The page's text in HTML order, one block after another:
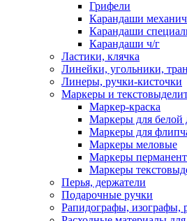
Грифели
Карандаши
Карандаши
Карандаши ч/г
Ластики, клячка
Линейки, угольники,
Линеры, ручки-кисточки
Маркеры и
Маркер-краска
Маркеры для белой
Маркеры для
Маркеры меловые
Маркеры
Маркеры
Перья, держатели
Подарочные ручки
Рапидографы, изографы,